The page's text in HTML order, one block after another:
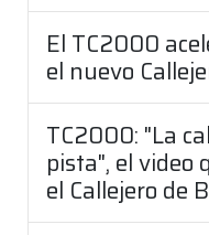
El TC2000
el nuevo
TC2000: "La
pista", el video
el Callejero de